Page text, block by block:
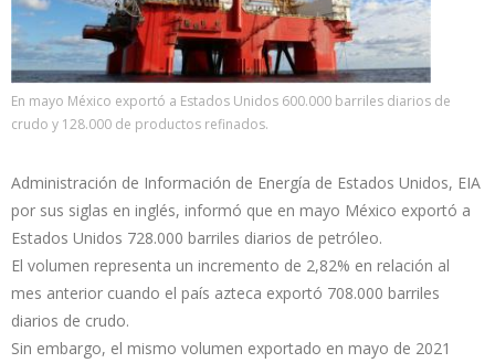
En mayo México exportó a Estados Unidos 600.000 barriles diarios de
crudo y 128.000 de productos refinados.
Administración de Información de Energía de Estados Unidos, EIA
por sus siglas en inglés, informó que en mayo México exportó a
Estados Unidos 728.000 barriles diarios de petróleo.
El volumen representa un incremento de 2,82% en relación al
mes anterior cuando el país azteca exportó 708.000 barriles
diarios de crudo.
Sin embargo, el mismo volumen exportado en mayo de 2021